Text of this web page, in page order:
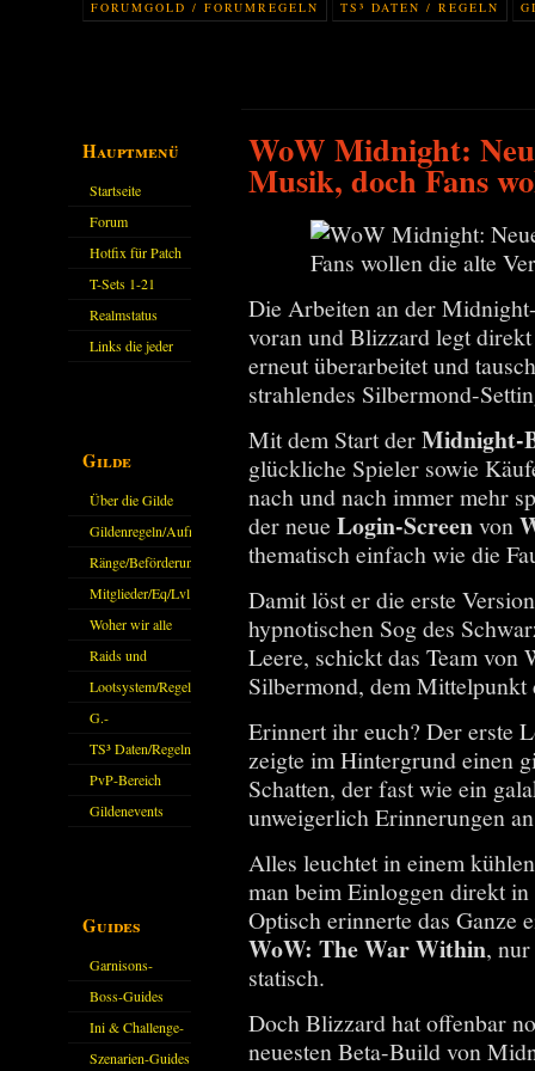
FORUMGOLD / FORUMREGELN TS³ DATEN / REGELN
Hauptmenü
Startseite
Forum
Hotfix für Patch
11.X
T-Sets 1-21
Realmstatus
Links die jeder
Gilde
Über die Gilde
(DAW)
Gildenregeln/Aufnahme
Ränge/Beförderungen
Mitglieder/Eq/Lvl
Woher wir alle
kommen.
Raids und
Zubehör
Lootsystem/Regeln
G.-
Sparkasse/Goldleihen
TS³ Daten/Regeln
PvP-Bereich
Gildenevents
Guides
Garnisons-
Guides
Boss-Guides
Ini & Challenge-
Guides
Szenarien-Guides
WoW Midnight:
Musik, doch Fans
Die Arbeiten an der
voran und Blizzard legt
erneut überarbeitet und
strahlendes Silbermond-
Mit dem Start derMidnight-
glückliche Spieler sowie
nach und nach immer mehr
der neue Login-Screenvon
thematisch einfach wie die
Damit löst er die erste
hypnotischen Sog des
Leere, schickt das Team
Silbermond, dem
Erinnert ihr euch? Der erste
zeigte im Hintergrund einen
Schatten, der fast wie ein
unweigerlich Erinnerungen
Alles leuchtet in einem
man beim Einloggen direkt
Optisch erinnerte das Ganze
WoW: The War Within,
statisch.
Doch Blizzard hat offenbar
neuesten Beta-Build von